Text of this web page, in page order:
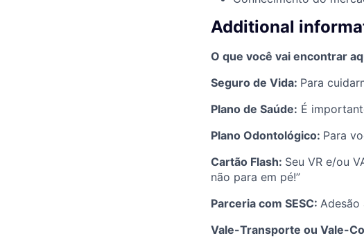
Additional
O que você vai encontrar
Seguro de Vida: Para
Plano de Saúde: É
Plano Odontológico: Para
Cartão Flash: Seu VR e/ou
não para em pé!”
Parceria com SESC:
Vale-Transporte ou Vale-